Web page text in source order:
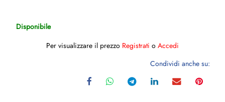
Disponibile
Per visualizzare il prezzo Registrati o Accedi
Condividi anche su: